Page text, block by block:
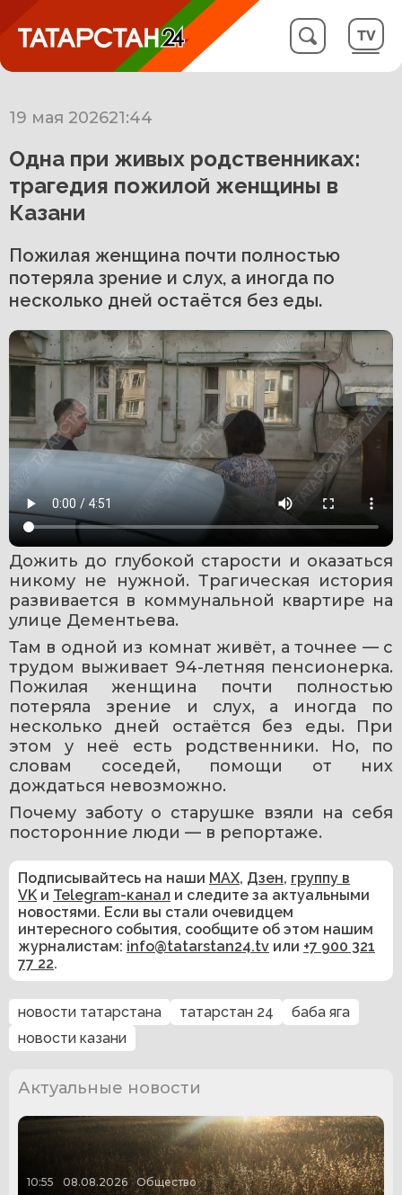
19 мая 202621:44
Одна при живых родственниках:
трагедия пожилой женщины в
Казани
Пожилая женщина почти полностью
потеряла зрение и слух, а иногда по
несколько дней остаётся без еды.
Дожить до глубокой старости и оказаться
никому не нужной. Трагическая история
развивается в коммунальной квартире на
улице Дементьева.
Там в одной из комнат живёт, а точнее — с
трудом выживает 94-летняя пенсионерка.
Пожилая женщина почти полностью
потеряла зрение и слух, а иногда по
несколько дней остаётся без еды. При
этом у неё есть родственники. Но, по
словам соседей, помощи от них
дождаться невозможно.
Почему заботу о старушке взяли на себя
посторонние люди — в репортаже.
Подписывайтесь на наши MAX, Дзен, группу в
VK и Telegram-канал и следите за актуальными
новостями. Если вы стали очевидцем
интересного события, сообщите об этом нашим
журналистам: info@tatarstan24.tv или +7 900 321
77 22.
новости татарстана татарстан 24
баба яга
новости казани
Актуальные новости
10:55 08.08.2026 Общество